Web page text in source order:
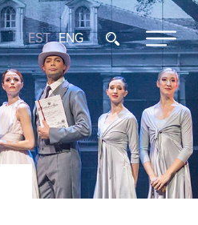
EST ENG